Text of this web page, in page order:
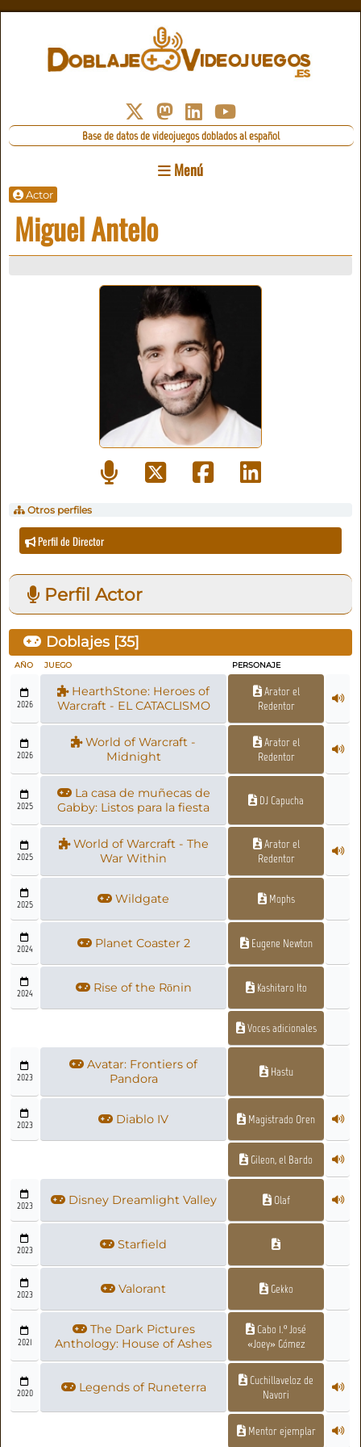
Base de datos de videojuegos doblados al español
Menú
Actor
Miguel Antelo
Otros perfiles
Perfil de Director
Perfil Actor
Doblajes [35]
AÑO JUEGO PERSONAJE
2026
HearthStone: Heroes of
Warcraft - EL CATACLISMO
Arator el
Redentor
2026
World of Warcraft -
Midnight
Arator el
Redentor
2025
La casa de muñecas de
Gabby: Listos para la fiesta
DJ Capucha
2025
World of Warcraft - The
War Within
Arator el
Redentor
2025 Wildgate Mophs
2024 Planet Coaster 2 Eugene Newton
2024 Rise of the Rōnin Kashitaro Ito
Voces adicionales
2023
Avatar: Frontiers of
Pandora
Hastu
2023 Diablo IV Magistrado Oren
Gileon, el Bardo
2023 Disney Dreamlight Valley Olaf
2023 Starfield
2023 Valorant Gekko
2021
The Dark Pictures
Anthology: House of Ashes
Cabo 1.º José
«Joey» Gómez
2020 Legends of Runeterra
Cuchillaveloz de
Navori
Mentor ejemplar